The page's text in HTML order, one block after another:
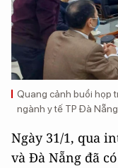
Quang cảnh buổi họp
ngành y tế TP Đà Nẵng
Ngày 31/1, qua
và Đà Nẵng đã